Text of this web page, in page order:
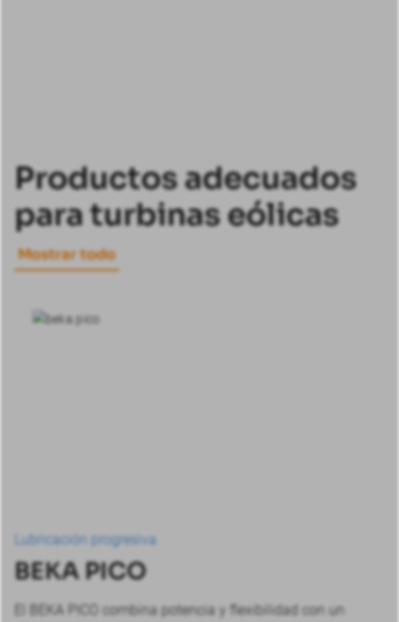
Productos adecuados
para turbinas eólicas
Mostrar todo
Lubricación progresiva
BEKA PICO
El BEKA PICO combina potencia y flexibilidad con un